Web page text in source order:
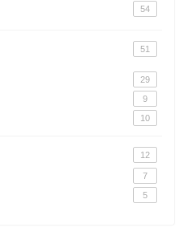
54
51
29
9
10
12
7
5